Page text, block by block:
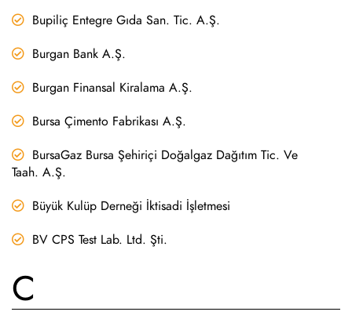
Bupiliç Entegre Gıda San. Tic. A.Ş.
Burgan Bank A.Ş.
Burgan Finansal Kiralama A.Ş.
Bursa Çimento Fabrikası A.Ş.
BursaGaz Bursa Şehiriçi Doğalgaz Dağıtım Tic. Ve
Taah. A.Ş.
Büyük Kulüp Derneği İktisadi İşletmesi
BV CPS Test Lab. Ltd. Şti.
C